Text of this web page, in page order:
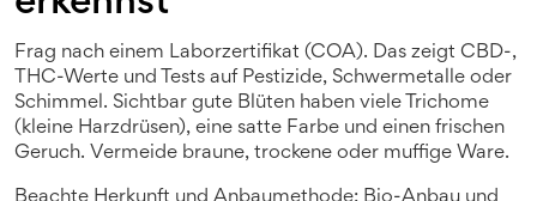
Frag nach einem Laborzertifikat (COA). Das zeigt CBD-,
THC-Werte und Tests auf Pestizide, Schwermetalle oder
Schimmel. Sichtbar gute Blüten haben viele Trichome
(kleine Harzdrüsen), eine satte Farbe und einen frischen
Geruch. Vermeide braune, trockene oder muffige Ware.